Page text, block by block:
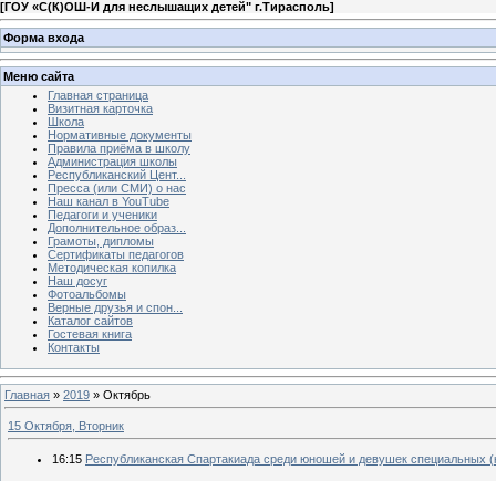
[ГОУ «С(К)ОШ-И для неслышащих детей" г.Тирасполь]
Форма входа
Меню сайта
Главная страница
Визитная карточка
Школа
Нормативные документы
Правила приёма в школу
Администрация школы
Республиканский Цент...
Пресса (или СМИ) о нас
Наш канал в YouTube
Педагоги и ученики
Дополнительное образ...
Грамоты, дипломы
Сертификаты педагогов
Методическая копилка
Наш досуг
Фотоальбомы
Верные друзья и спон...
Каталог сайтов
Гостевая книга
Контакты
Главная » 2019 » Октябрь
15 Октября, Вторник
16:15 Республиканская Спартакиада среди юношей и девушек специальных